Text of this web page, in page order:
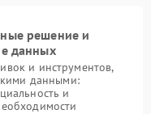
решение и
данных
и инструментов,
данными:
и